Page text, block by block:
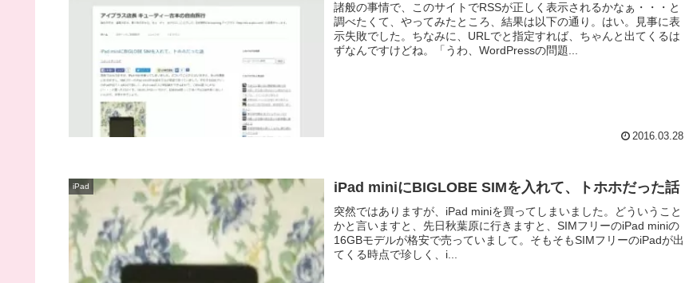
諸般の事情で、このサイトでRSSが正しく表示されるかなぁ・・・と
調べたくて、やってみたところ、結果は以下の通り。はい。見事に表
示失敗でした。ちなみに、URLでと指定すれば、ちゃんと出てくるは
ずなんですけどね。「うわ、WordPressの問題...
2016.03.28
iPad iPad miniにBIGLOBE SIMを入れて、トホホだった話
突然ではありますが、iPad miniを買ってしまいました。どういうこと
かと言いますと、先日秋葉原に行きますと、SIMフリーのiPad miniの
16GBモデルが格安で売っていまして。そもそもSIMフリーのiPadが出
てくる時点で珍しく、i...